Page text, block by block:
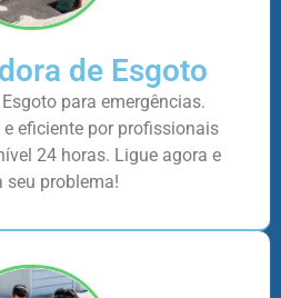
de Esgoto
para emergências.
eficiente por profissionais
24 horas. Ligue agora e
seu problema!